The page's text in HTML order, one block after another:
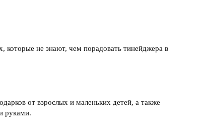
которые не знают, чем порадовать тинейджера в
от взрослых и маленьких детей, а также
руками.